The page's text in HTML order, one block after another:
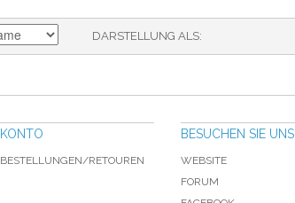
DARSTELLUNG ALS
KONTO
BESTELLUNGEN/RETOUREN
BESUCHEN SIE UNS
WEBSITE
FORUM